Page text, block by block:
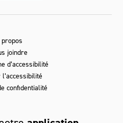
propos
joindre
d’accessibilité
confidentialité